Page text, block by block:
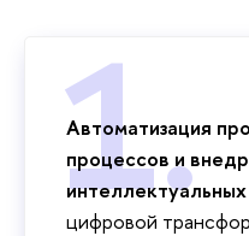
Автоматизация
процессов и
цифровой